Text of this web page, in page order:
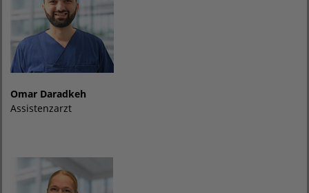
Omar Daradkeh
Assistenzarzt